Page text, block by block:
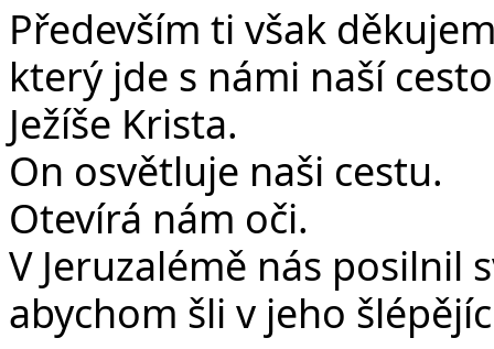
Především ti však
který jde s námi naší
Ježíše Krista.
On osvětluje naši cestu.
Otevírá nám oči.
V Jeruzalémě nás posilnil
abychom šli v jeho